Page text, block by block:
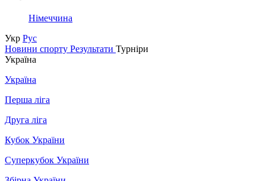
Німеччина
Укр Рус
Новини спорту Результати Турніри
Україна
Україна
Перша ліга
Друга ліга
Кубок України
Суперкубок України